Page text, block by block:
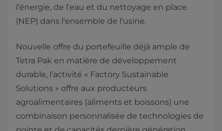
l’énergie, de l’eau et du nettoyage en place
(NEP) dans l'ensemble de l'usine.
Nouvelle offre du portefeuille déjà ample de
Tetra Pak en matière de développement
durable, l’activité « Factory Sustainable
Solutions » offre aux producteurs
agroalimentaires (aliments et boissons) une
combinaison personnalisée de technologies de